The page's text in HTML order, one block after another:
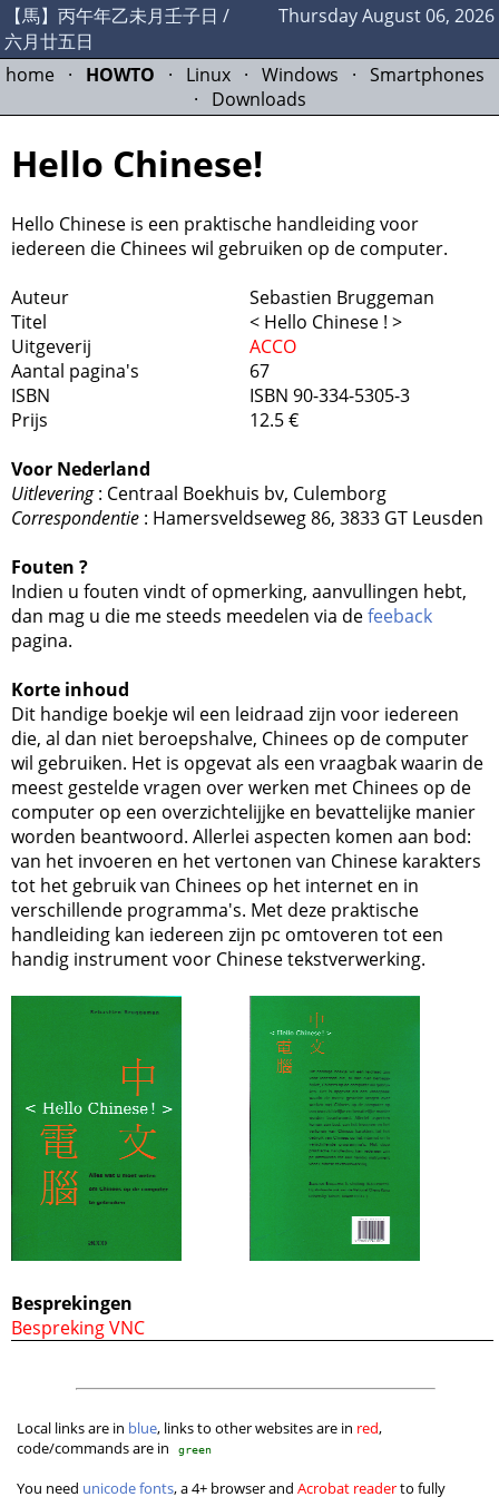
【馬】丙午年乙未月壬子日 /
六月廿五日
Thursday August 06, 2026
home · HOWTO · Linux · Windows · Smartphones
· Downloads
Hello Chinese!
Hello Chinese is een praktische handleiding voor
iedereen die Chinees wil gebruiken op de computer.
Auteur
Sebastien Bruggeman
Titel
< Hello Chinese ! >
Uitgeverij
ACCO
Aantal pagina's
67
ISBN
ISBN 90-334-5305-3
Prijs
12.5 €
Voor Nederland
Uitlevering: Centraal Boekhuis bv, Culemborg
Correspondentie : Hamersveldseweg 86, 3833 GT Leusden
Fouten ?
Indien u fouten vindt of opmerking, aanvullingen hebt,
dan mag u die me steeds meedelen via defeeback
pagina.
Korte inhoud
Dit handige boekje wil een leidraad zijn voor iedereen
die, al dan niet beroepshalve, Chinees op de computer
wil gebruiken. Het is opgevat als een vraagbak waarin de
meest gestelde vragen over werken met Chinees op de
computer op een overzichtelijjke en bevattelijke manier
worden beantwoord. Allerlei aspecten komen aan bod:
van het invoeren en het vertonen van Chinese karakters
tot het gebruik van Chinees op het internet en in
verschillende programma's. Met deze praktische
handleiding kan iedereen zijn pc omtoveren tot een
handig instrument voor Chinese tekstverwerking.
Besprekingen
Bespreking VNC
Local links are in blue, links to other websites are in red,
code/commands are in
green
You need unicode fonts, a 4+ browser and Acrobat readerto fully